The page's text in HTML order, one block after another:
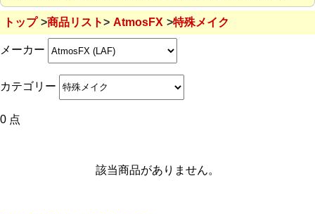
トップ 商品リスト AtmosFX 特殊メイク
メーカー
カテゴリー
0 点
該当商品がありません。